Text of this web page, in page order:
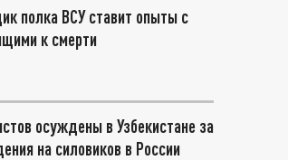
полка ВСУ ставит опыты с
к смерти
осуждены в Узбекистане за
на силовиков в России